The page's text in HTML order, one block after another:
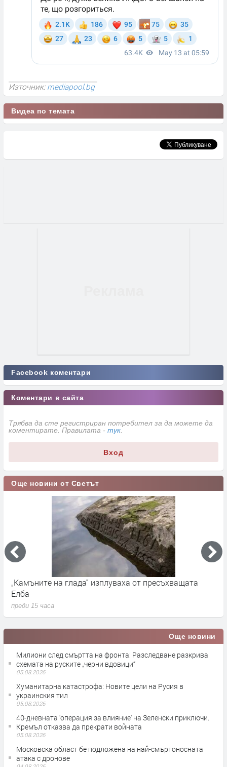
Източник:mediapool.bg
Видеа по темата
Facebook коментари
Коментари в сайта
Трябва да сте регистриран потребител за да можете да
коментирате. Правилата - тук
Вход
Още новини от Светът
„Камъните на глада“ изплуваха от пресъхващата
Елба
преди 15 часа
Още новини
Милиони след смъртта на фронта: Разследване разкрива
схемата на руските „черни вдовици“
05.08.2026
Хуманитарна катастрофа: Новите цели на Русия в
украинския тил
05.08.2026
40-дневната 'операция за влияние' на Зеленски приключи.
Кремъл отказва да прекрати войната
05.08.2026
Московска област бе подложена на най-смъртоносната
атака с дронове